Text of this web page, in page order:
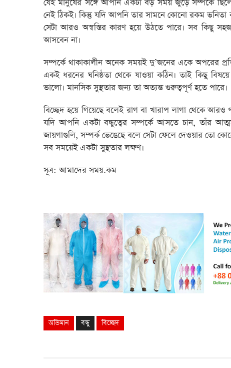
যেই মানুষের সঙ্গে আপনি একটা বড় সময় জুড়ে সম্পর্কে
নেই ঠিকই। কিন্তু যদি আপনি তার সামনে কোনো রকম ভনিতা
সেটা আরও অস্বস্তির কারণ হয়ে উঠতে পারে। সব কিছু
আসবেন না।
সম্পর্কে থাকাকালীন অনেক সময়ই দু’জনের একে অপরের
একই ধরনের ঘনিষ্ঠতা থেকে যাওয়া কঠিন। তাই কিছু
ভালো। মানসিক সুস্থতার জন্য তা অত্যন্ত গুরুত্বপূর্ণ হতে পারে।
বিচ্ছেদ হয়ে গিয়েছে বলেই রাগ বা খারাপ লাগা থেকে
যদি আপনি একটা বন্ধুত্বের সম্পর্কে আসতে চান, তাঁর
জায়গাগুলি, সম্পর্ক ভেঙেছে বলে সেটা ফেলে দেওয়ার তো
সব সময়েই একটা সুস্থতার লক্ষণ।
সূত্র: আমাদের সময়.কম
অভিমান বন্ধু বিচ্ছেদ